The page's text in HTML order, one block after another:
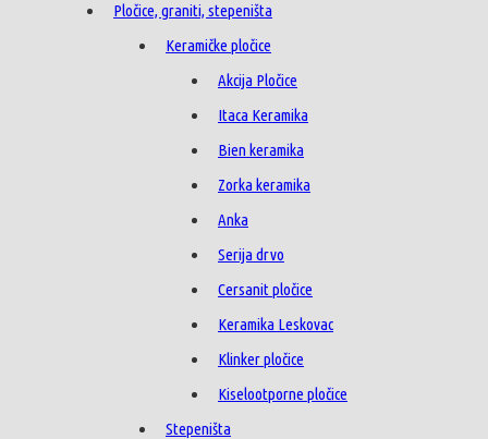
Pločice, graniti, stepeništa
Keramičke pločice
Akcija Pločice
Itaca Keramika
Bien keramika
Zorka keramika
Anka
Serija drvo
Cersanit pločice
Keramika Leskovac
Klinker pločice
Kiselootporne pločice
Stepeništa